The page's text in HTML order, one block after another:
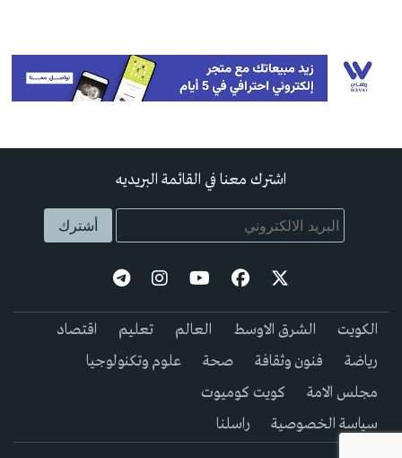
اشترك معنا في القائمة البريديه
الكويت الشرق الاوسط العالم تعليم
اقتصاد
رياضة
فنون وثقافة صحة
علوم وتكنولوجيا
مجلس الامة
كويت كوميوت
سياسة الخصوصية
راسلنا